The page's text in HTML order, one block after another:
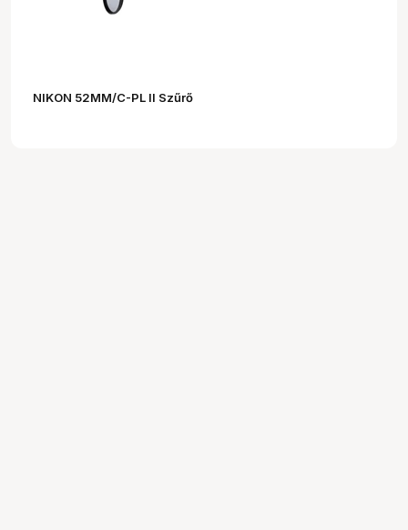
NIKON 52MM/C-PL II Szűrő